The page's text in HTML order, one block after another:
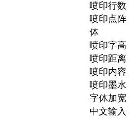
喷印行数
喷印
体
喷印字高
喷印距离
喷印内容
喷印墨水
字体加宽
中文输